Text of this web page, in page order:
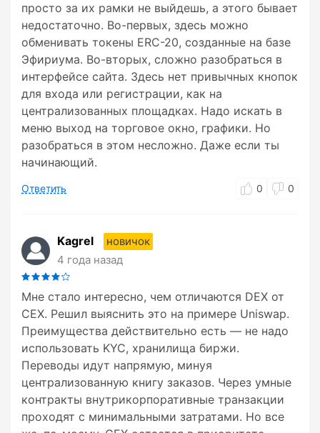
просто за их рамки не выйдешь, а этого бывает
недостаточно. Во-первых, здесь можно
обменивать токены ERC-20, созданные на базе
Эфириума. Во-вторых, сложно разобраться в
интерфейсе сайта. Здесь нет привычных кнопок
для входа или регистрации, как на
централизованных площадках. Надо искать в
меню выход на торговое окно, графики. Но
разобраться в этом несложно. Даже если ты
начинающий.
Ответить 0 0
Kagrel
новичок
4 года назад
Мне стало интересно, чем отличаются DEX от
CEX. Решил выяснить это на примере Uniswap.
Преимущества действительно есть — не надо
использовать KYC, хранилища биржи.
Переводы идут напрямую, минуя
централизованную книгу заказов. Через умные
контракты внутрикорпоративные транзакции
проходят с минимальными затратами. Но все